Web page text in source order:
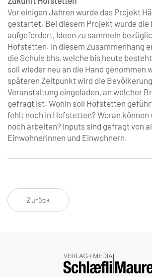
Vor einigen Jahren wurde das Projekt
gestartet. Bei diesem Projekt wurde die
aufgefordert, Ideen zu sammeln
Hofstetten. In diesem Zusammenhang
die Schule bhs, welche bis heute
soll wieder neu an die Hand genommen
späteren Zeitpunkt wird die
Veranstaltung eingeladen, an welcher
gefragt ist. Wohin soll Hofstetten
fehlt noch in Hofstetten? Woran können
noch arbeiten? Inputs sind gefragt von
Einwohnerinnen und Einwohnern.
Zurück